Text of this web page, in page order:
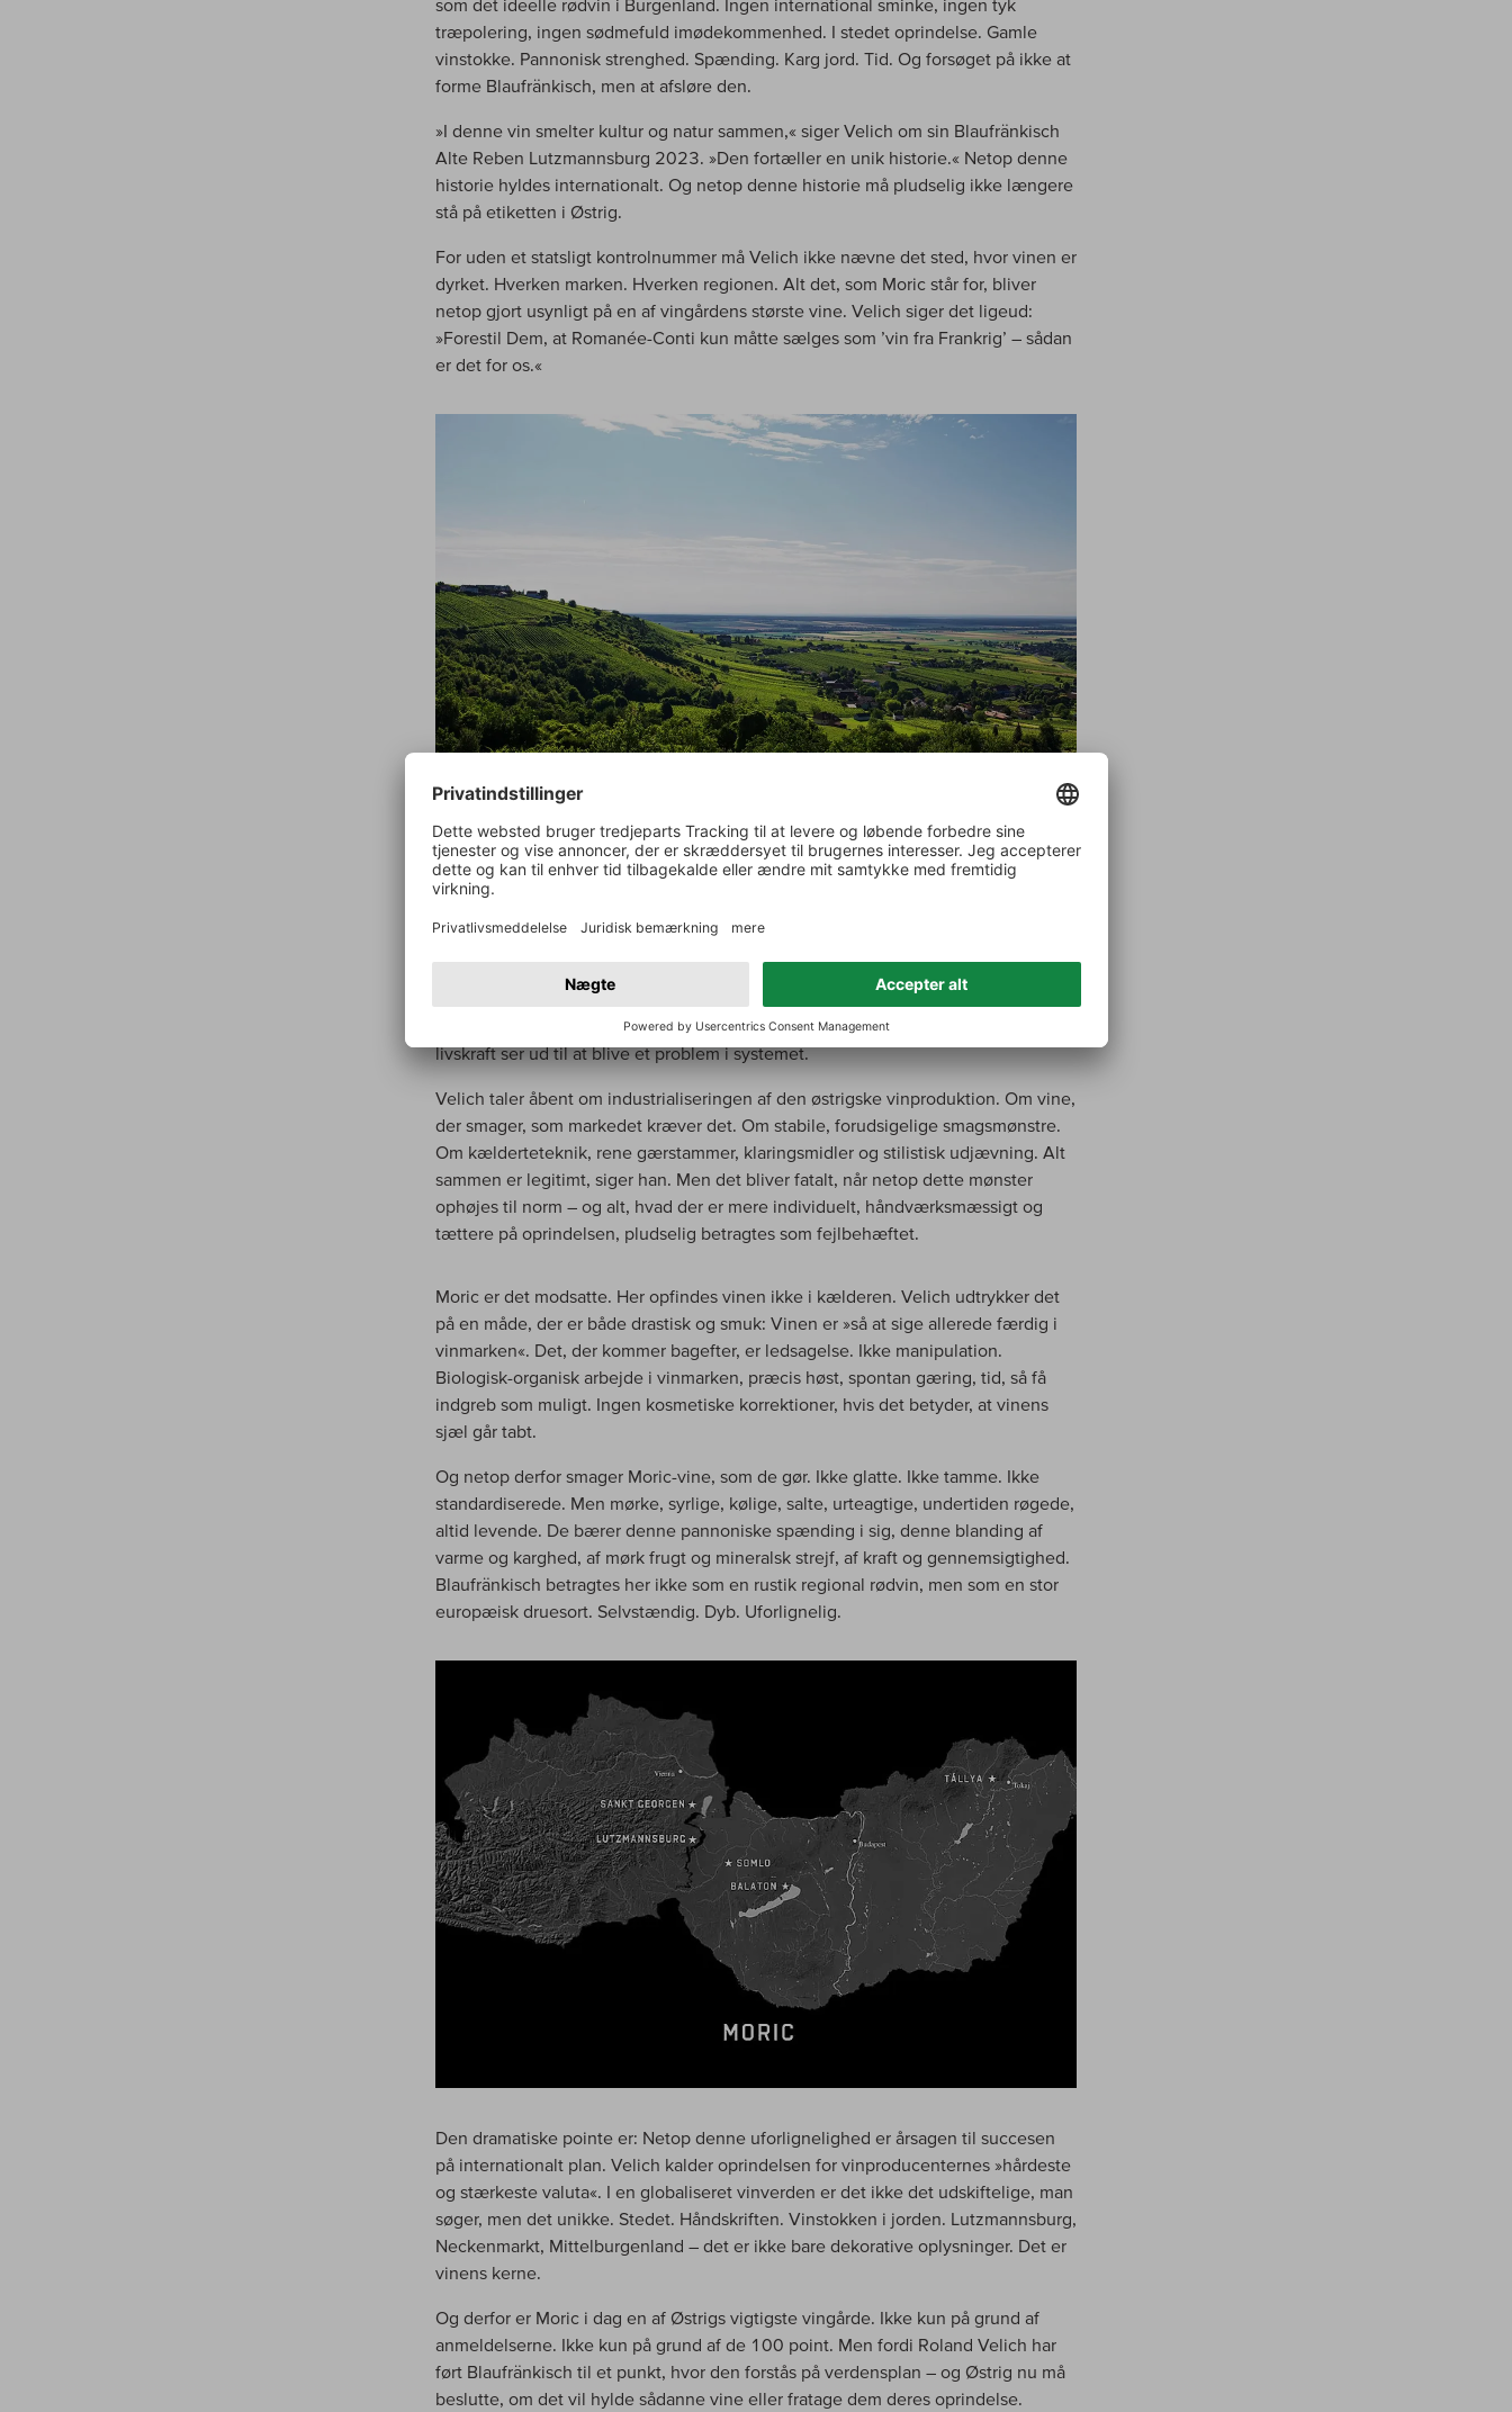
som det ideelle rødvin i Burgenland. Ingen international sminke, ingen tyk
træpolering, ingen sødmefuld imødekommenhed. I stedet oprindelse. Gamle
vinstokke. Pannonisk strenghed. Spænding. Karg jord. Tid. Og forsøget på ikke at
forme Blaufränkisch, men at afsløre den.
»I denne vin smelter kultur og natur sammen,« siger Velich om sin Blaufränkisch
Alte Reben Lutzmannsburg 2023. »Den fortæller en unik historie.« Netop denne
historie hyldes internationalt. Og netop denne historie må pludselig ikke længere
stå på etiketten i Østrig.
For uden et statsligt kontrolnummer må Velich ikke nævne det sted, hvor vinen er
dyrket. Hverken marken. Hverken regionen. Alt det, som Moric står for, bliver
netop gjort usynligt på en af vingårdens største vine. Velich siger det ligeud:
»Forestil Dem, at Romanée-Conti kun måtte sælges som ’vin fra Frankrig’ – sådan
er det for os.«
Det er mere end blot en bureaukratisk farce. Det er en kulturkamp i glasset. På
den ene side står en opfattelse af vin, der prioriterer renhed, standarder og
levende udtryk for et sted. »Vores vine er levende og derfor til dels
uforudsigelige, fordi vin er et levende væsen,« siger han. Og netop denne
livskraft ser ud til at blive et problem i systemet.
Velich taler åbent om industrialiseringen af den østrigske vinproduktion. Om vine,
der smager, som markedet kræver det. Om stabile, forudsigelige smagsmønstre.
Om kælderteteknik, rene gærstammer, klaringsmidler og stilistisk udjævning. Alt
sammen er legitimt, siger han. Men det bliver fatalt, når netop dette mønster
ophøjes til norm – og alt, hvad der er mere individuelt, håndværksmæssigt og
tættere på oprindelsen, pludselig betragtes som fejlbehæftet.
Moric er det modsatte. Her opfindes vinen ikke i kælderen. Velich udtrykker det
på en måde, der er både drastisk og smuk: Vinen er »så at sige allerede færdig i
vinmarken«. Det, der kommer bagefter, er ledsagelse. Ikke manipulation.
Biologisk-organisk arbejde i vinmarken, præcis høst, spontan gæring, tid, så få
indgreb som muligt. Ingen kosmetiske korrektioner, hvis det betyder, at vinens
sjæl går tabt.
Og netop derfor smager Moric-vine, som de gør. Ikke glatte. Ikke tamme. Ikke
standardiserede. Men mørke, syrlige, kølige, salte, urteagtige, undertiden røgede,
altid levende. De bærer denne pannoniske spænding i sig, denne blanding af
varme og karghed, af mørk frugt og mineralsk strejf, af kraft og gennemsigtighed.
Blaufränkisch betragtes her ikke som en rustik regional rødvin, men som en stor
europæisk druesort. Selvstændig. Dyb. Uforlignelig.
Den dramatiske pointe er: Netop denne uforlignelighed er årsagen til succesen
på internationalt plan. Velich kalder oprindelsen for vinproducenternes »hårdeste
og stærkeste valuta«. I en globaliseret vinverden er det ikke det udskiftelige, man
søger, men det unikke. Stedet. Håndskriften. Vinstokken i jorden. Lutzmannsburg,
Neckenmarkt, Mittelburgenland – det er ikke bare dekorative oplysninger. Det er
vinens kerne.
Og derfor er Moric i dag en af Østrigs vigtigste vingårde. Ikke kun på grund af
anmeldelserne. Ikke kun på grund af de 100 point. Men fordi Roland Velich har
ført Blaufränkisch til et punkt, hvor den forstås på verdensplan – og Østrig nu må
beslutte, om det vil hylde sådanne vine eller fratage dem deres oprindelse.